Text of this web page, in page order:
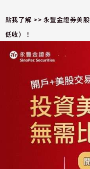
點我了解 >> 永豐金證券美
低收）！